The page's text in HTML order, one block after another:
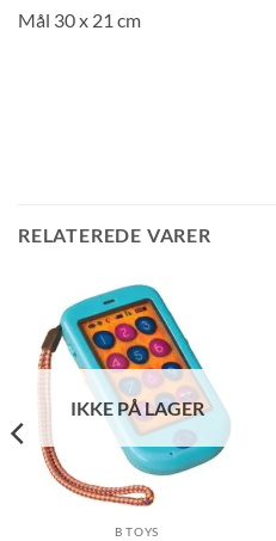
Mål 30 x 21 cm
RELATEREDE VARER
IKKE PÅ LAGER
B TOYS